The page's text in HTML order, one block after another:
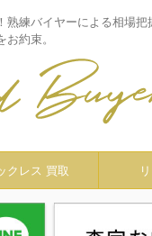
熟練バイヤーによる相場把
約束。
クレス 買取